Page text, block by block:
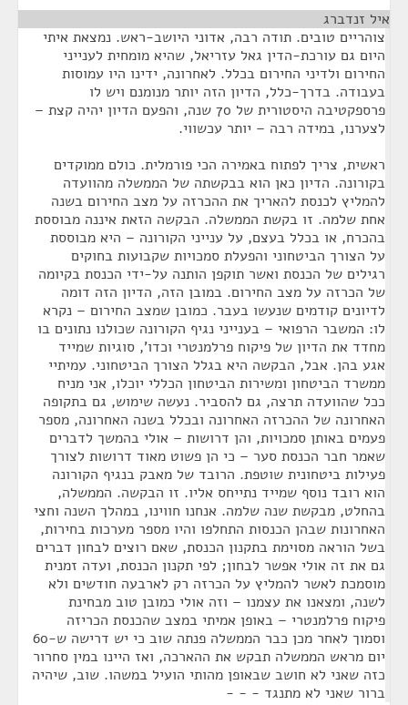
איל זנדברג
צוהריים טובים. תודה רבה, אדוני היושב-ראש. נמצאת איתי
היום גם עורכת-הדין גאל עזריאל, שהיא מומחית לענייני
החירום ולדיני החירום בכלל. לאחרונה, ידינו היו עמוסות
בעבודה. בדרך-כלל, הדיון הזה יותר מנומנם ויש לו
פרספקטיבה היסטורית של 70 שנה, והפעם הדיון יהיה קצת –
לצערנו, במידה רבה – יותר עכשווי.
ראשית, צריך לפתוח באמירה הכי פורמלית. כולם ממוקדים
בקורונה. הדיון כאן הוא בבקשתה של הממשלה מהוועדה
להמליץ לכנסת להאריך את ההכרזה על מצב החירום בשנה
אחת שלמה. זו בקשת הממשלה. הבקשה הזאת איננה מבוססת
בהכרח, או בכלל בעצם, על ענייני הקורונה – היא מבוססת
על הצורך הביטחוני והפעלת סמכויות שקבועות בחוקים
רגילים של הכנסת ואשר תוקפן הותנה על-ידי הכנסת בקיומה
של הכרזה על מצב החירום. במובן הזה, הדיון הזה דומה
לדיונים קודמים שנעשו בעבר. כמובן שמצב החירום – נקרא
לו: המשבר הרפואי – בענייני נגיף הקורונה שכולנו נתונים בו
מחדד את הדיון של פיקוח פרלמנטרי וכדו', סוגיות שמייד
אגע בהן. אבל, הבקשה היא בגלל הצורך הביטחוני. עמיתיי
ממשרד הביטחון ומשירות הביטחון הכללי יוכלו, אני מניח
ככל שהוועדה תרצה, גם להסביר. נעשה שימוש, גם בתקופה
האחרונה של ההכרזה האחרונה ובכלל בשנה האחרונה, מספר
פעמים באותן סמכויות, והן דרושות – אולי בהמשך לדברים
שאמר חבר הכנסת סער – כי הן פשוט מאוד דרושות לצורך
פעילות ביטחונית שוטפת. הרובד של מאבק בנגיף הקורונה
הוא רובד נוסף שמייד נתייחס אליו. זו הבקשה. הממשלה,
בהחלט, מבקשת שנה שלמה. אנחנו חווינו, במהלך השנה וחצי
האחרונות שבהן הכנסות התחלפו והיו מספר מערכות בחירות,
בשל הוראה מסוימת בתקנון הכנסת, שאם רוצים לבחון דברים
גם את זה אולי אפשר לבחון; לפי תקנון הכנסת, ועדה זמנית
מוסמכת לאשר להמליץ על הכרזה רק לארבעה חודשים ולא
לשנה, ומצאנו את עצמנו – וזה אולי כמובן טוב מבחינת
פיקוח פרלמנטרי – באופן אמיתי במצב שהכנסת הכריזה
וסמוך לאחר מכן כבר הממשלה פנתה שוב כי יש דרישה ש-60
יום מראש הממשלה תבקש את ההארכה, ואז היינו במין סחרור
כזה שאני לא חושב שבאופן מהותי הועיל במשהו. שוב, שיהיה
ברור שאני לא מתנגד - - -